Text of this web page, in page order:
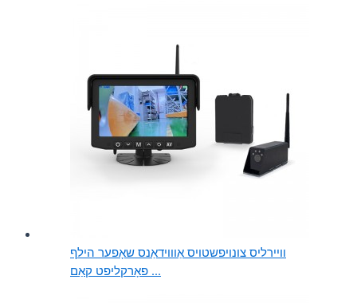
וויירליס צונויפשטויס אַוווידאַנס שאָפער הילף
פאָרקליפט קאַם ...